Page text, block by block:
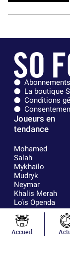
Abonnements
La boutique
Conditions
Joueurs en
tendance
Mohamed
Salah
Mykhailo
Mudryk
Neymar
Khalis Merah
Loïs Openda
Moussa
Niakhaté
Nicolás
Tagliafico
Accueil